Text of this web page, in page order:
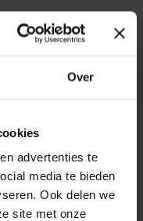
Over
advertenties te
media te bieden
Ook delen we
site met onze